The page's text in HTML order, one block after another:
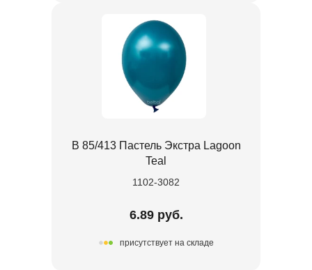
В 85/413 Пастель Экстра Lagoon
Teal
1102-3082
6.89 руб.
присутствует на складе